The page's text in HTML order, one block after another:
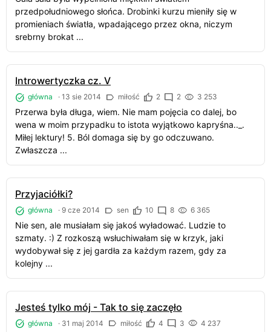
przedpołudniowego słońca. Drobinki kurzu mieniły się w
promieniach światła, wpadającego przez okna, niczym
srebrny brokat ...
Introwertyczka cz. V
główna · 13 sie 2014 miłość 2 2 3 253
Przerwa była długa, wiem. Nie mam pojęcia co dalej, bo
wena w moim przypadku to istota wyjątkowo kapryśna.._.
Miłej lektury! 5. Ból domaga się by go odczuwano.
Zwłaszcza ...
Przyjaciółki?
główna · 9 cze 2014 sen 10 8 6 365
Nie sen, ale musiałam się jakoś wyładować. Ludzie to
szmaty. :) Z rozkoszą wsłuchiwałam się w krzyk, jaki
wydobywał się z jej gardła za każdym razem, gdy za
kolejny ...
Jesteś tylko mój - Tak to się zaczęło
główna · 31 maj 2014 miłość 4 3 4 237